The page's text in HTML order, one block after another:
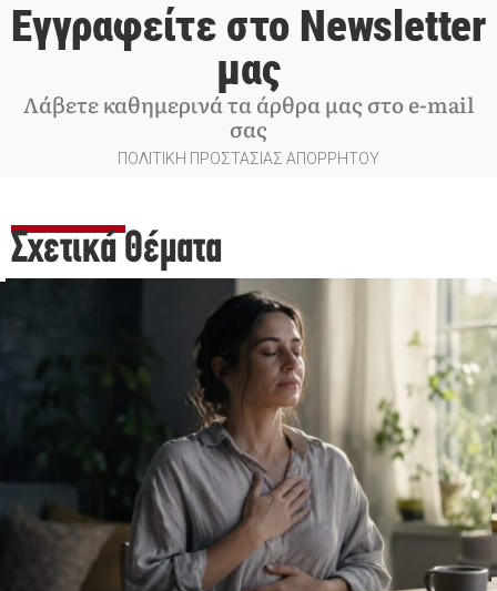
Εγγραφείτε στο Newsletter
μας
Λάβετε καθημερινά τα άρθρα μας στο e-mail
σας
ΠΟΛΙΤΙΚΗ ΠΡΟΣΤΑΣΙΑΣ ΑΠΟΡΡΗΤΟΥ
Σχετικά Θέματα